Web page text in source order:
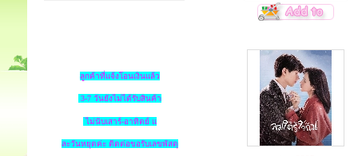
ลูกค้าที่แจ้งโอนเงินแล้ว
3-7 วันยังไม่ได้รับสินค้า
ไม่นับเสาร์-อาทิตย์ แ
ละวันหยุดค่ะ ติดต่อขอรับเลขพัสดุ